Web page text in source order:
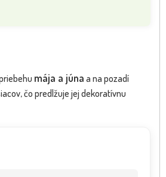
mája a júna a na pozadí
čo predlžuje jej dekoratívnu